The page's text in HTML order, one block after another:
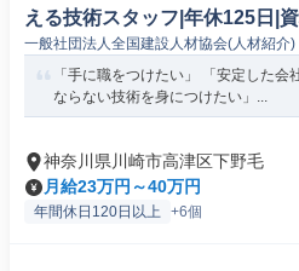
える技術スタッフ|年休125日|
経験歓迎】/21800Bm
一般社団法人全国建設人材協会(人材紹介)
「手に職をつけたい」 「安定した会
ならない技術を身につけたい」...
神奈川県川崎市高津区下野毛
月給23万円～40万円
年間休日120日以上 +6個